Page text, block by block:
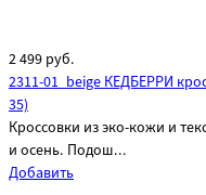
2 499 руб.
2311-01_beige КЕДБЕРРИ
35)
Кроссовки из эко-кожи и
и осень. Подош...
Добавить